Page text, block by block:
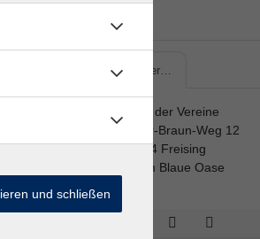
Haus der…
Haus der Vereine
Major-Braun-Weg 12
85354 Freising
Raum Blaue Oase
und schließen